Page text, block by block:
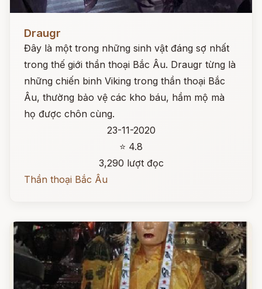
Draugr
Đây là một trong những sinh vật đáng sợ nhất
trong thế giới thần thoại Bắc Âu. Draugr từng là
những chiến binh Viking trong thần thoại Bắc
Âu, thường bảo vệ các kho báu, hầm mộ mà
họ được chôn cùng.
23-11-2020
⭐ 4.8
3,290 lượt đọc
Thần thoại Bắc Âu